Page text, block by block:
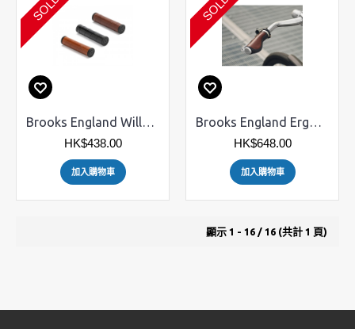
Brooks England Willow 真皮橡膠手筒 130/130mm
HK$438.00
加入購物車
Brooks England Ergonomic Leather Grips 真皮手筒
HK$648.00
加入購物車
顯示 1 - 16 / 16 (共計 1 頁)